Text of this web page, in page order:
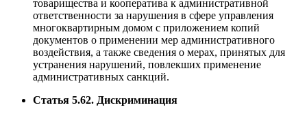
товарищества и кооператива к административной
ответственности за нарушения в сфере управления
многоквартирным домом с приложением копий
документов о применении мер административного
воздействия, а также сведения о мерах, принятых для
устранения нарушений, повлекших применение
административных санкций.
Статья 5.62. Дискриминация